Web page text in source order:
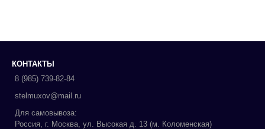
КОНТАКТЫ
8 (985) 739-82-84
stelmuxov@mail.ru
Для самовывоза:
Россия, г. Москва, ул. Высокая д. 13 (м. Коломенская)